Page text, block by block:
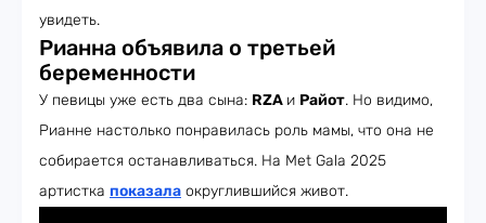
увидеть.
Рианна объявила о третьей
беременности
У певицы уже есть два сына: RZA и Райот. Но видимо,
Рианне настолько понравилась роль мамы, что она не
собирается останавливаться. На Met Gala 2025
артистка показала округлившийся живот.